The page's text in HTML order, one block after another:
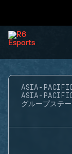
ASIA-
ASIA-
グループステ